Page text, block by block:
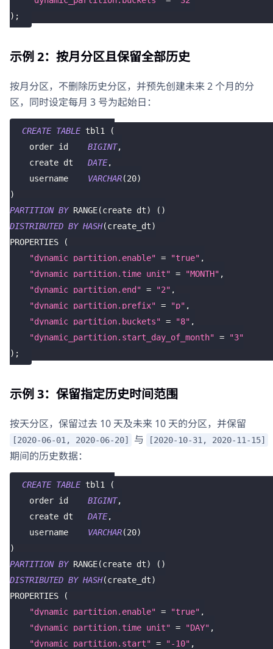
) ;
示例 2：按月分区且保留全部历史
按月分区，不删除历史分区，并预先创建未来 2 个月的分
区，同时设定每月 3 号为起始日：
CREATE TABLE tbl1
(
    order_id
BIGINT,
    create_dt
DATE,
    username
VARCHAR(20)
)
PARTITION BY RANGE(create_dt) ( )
DISTRIBUTED BY HASH(create_dt)
PROPERTIES
(
"dynamic_partition.enable" = "true"
"dynamic_partition.time_unit" = "MONTH"
"dynamic_partition.end" = "2"
"dynamic_partition.prefix" = "p"
"dynamic_partition.buckets" = "8"
"dynamic_partition.start_day_of_month" =
"3"
) ;
示例 3：保留指定历史时间范围
按天分区，保留过去 10 天及未来 10 天的分区，并保留
[2020-06-01, 2020-06-20] 与 [2020-10-31, 2020-11-15]
期间的历史数据：
CREATE TABLE tbl1
(
    order_id
BIGINT,
    create_dt
DATE,
    username
VARCHAR(20)
)
PARTITION BY RANGE(create_dt) ( )
DISTRIBUTED BY HASH(create_dt)
PROPERTIES
(
"dynamic_partition.enable" = "true"
"dynamic_partition.time_unit" = "DAY"
"dynamic_partition.start" = "-10"